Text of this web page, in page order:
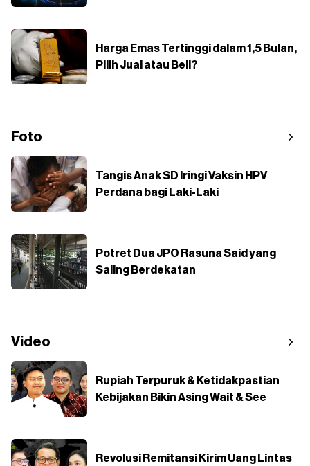
Harga Emas Tertinggi dalam 1,5 Bulan,
Pilih Jual atau Beli?
Foto
Tangis Anak SD Iringi Vaksin HPV
Perdana bagi Laki-Laki
Potret Dua JPO Rasuna Said yang
Saling Berdekatan
Video
Rupiah Terpuruk & Ketidakpastian
Kebijakan Bikin Asing Wait & See
Revolusi Remitansi Kirim Uang Lintas